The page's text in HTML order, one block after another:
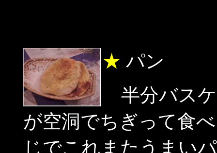
★ パン
半分バス
が空洞でちぎって食
じでこれまたうまい